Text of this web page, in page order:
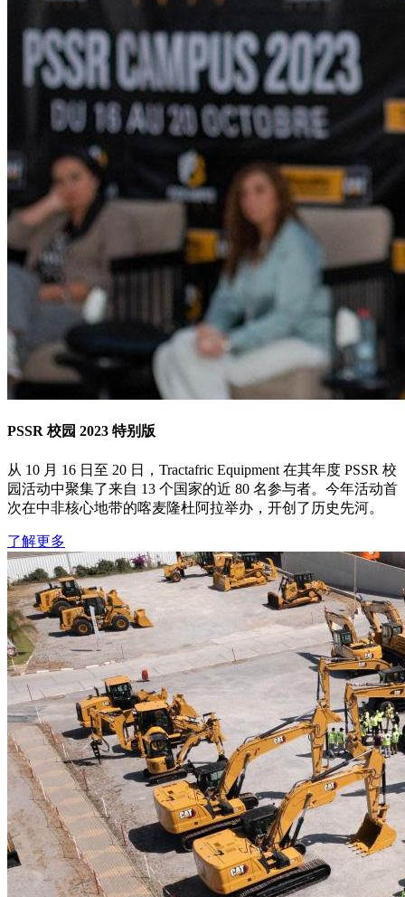
PSSR 校园 2023 特别版
从 10 月 16 日至 20 日，Tractafric Equipment 在其年度 PSSR 校
园活动中聚集了来自 13 个国家的近 80 名参与者。今年活动首
次在中非核心地带的喀麦隆杜阿拉举办，开创了历史先河。
了解更多